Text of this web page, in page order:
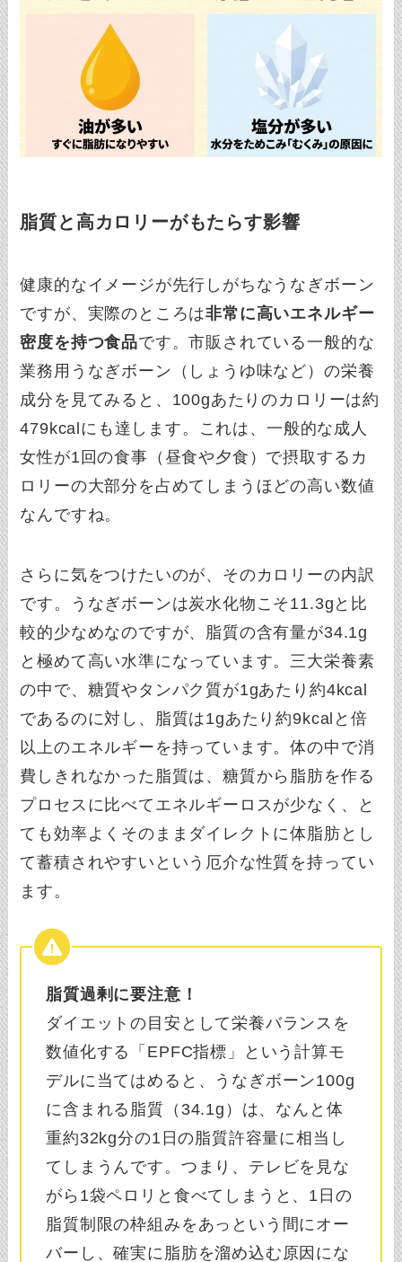
脂質と高カロリーがもたらす影響
健康的なイメージが先行しがちなうなぎボーン
ですが、実際のところは非常に高いエネルギー
密度を持つ食品です。市販されている一般的な
業務用うなぎボーン（しょうゆ味など）の栄養
成分を見てみると、100gあたりのカロリーは約
479kcalにも達します。これは、一般的な成人
女性が1回の食事（昼食や夕食）で摂取するカ
ロリーの大部分を占めてしまうほどの高い数値
なんですね。
さらに気をつけたいのが、そのカロリーの内訳
です。うなぎボーンは炭水化物こそ11.3gと比
較的少なめなのですが、脂質の含有量が34.1g
と極めて高い水準になっています。三大栄養素
の中で、糖質やタンパク質が1gあたり約4kcal
であるのに対し、脂質は1gあたり約9kcalと倍
以上のエネルギーを持っています。体の中で消
費しきれなかった脂質は、糖質から脂肪を作る
プロセスに比べてエネルギーロスが少なく、と
ても効率よくそのままダイレクトに体脂肪とし
て蓄積されやすいという厄介な性質を持ってい
ます。
脂質過剰に要注意！
ダイエットの目安として栄養バランスを
数値化する「EPFC指標」という計算モ
デルに当てはめると、うなぎボーン100g
に含まれる脂質（34.1g）は、なんと体
重約32kg分の1日の脂質許容量に相当し
てしまうんです。つまり、テレビを見な
がら1袋ペロリと食べてしまうと、1日の
脂質制限の枠組みをあっという間にオー
バーし、確実に脂肪を溜め込む原因にな